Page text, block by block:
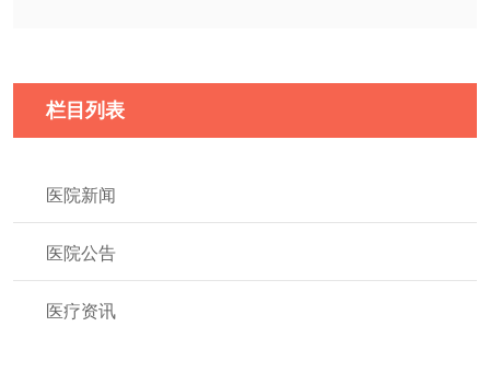
栏目列表
医院新闻
医院公告
医疗资讯